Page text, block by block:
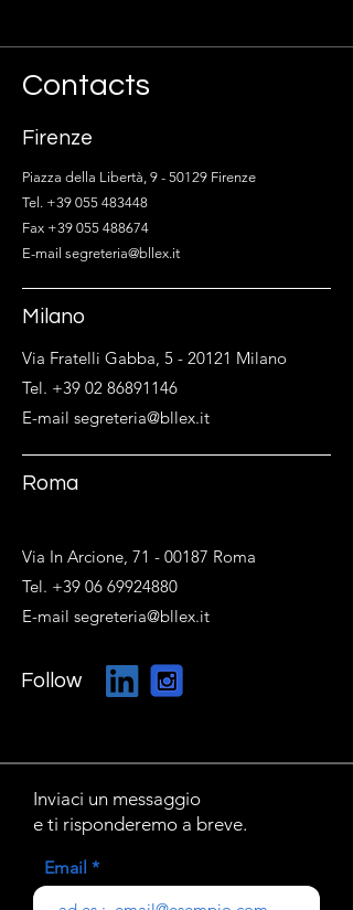
Contacts
Firenze
Piazza della Libertà, 9 - 50129 Firenze
Tel. +39 055 483448
Fax +39 055 488674
E-mail segreteria@bllex.it
Milano
Via Fratelli Gabba, 5 - 20121 Milano
Tel. +39 02 86891146
E-mail segreteria@bllex.it
Roma
Via In Arcione, 71 - 00187 Roma
Tel. +39 06 69924880
E-mail segreteria@bllex.it
Follow
Inviaci un messaggio
e ti risponderemo a breve.
Email